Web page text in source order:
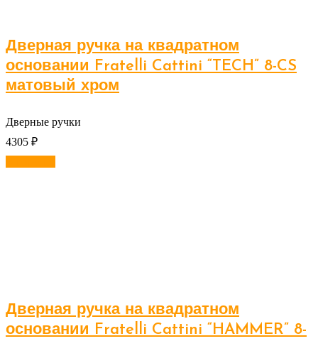
Дверная ручка на квадратном
основании Fratelli Cattini “TECH” 8-CS
матовый хром
Дверные ручки
4305 ₽
Дверная ручка на квадратном
основании Fratelli Cattini “HAMMER” 8-